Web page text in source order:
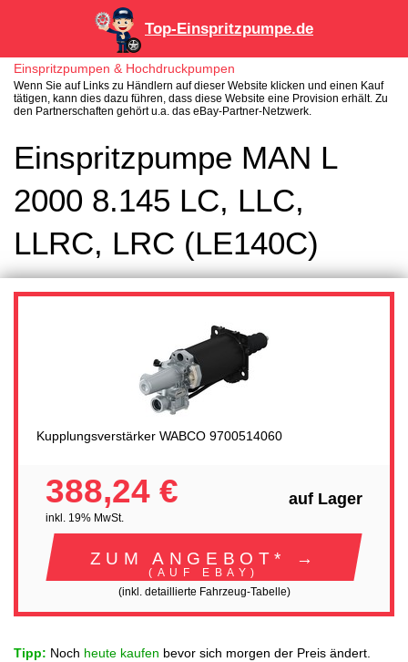
Top-Einspritzpumpe.de
Einspritzpumpen & Hochdruckpumpen
Wenn Sie auf Links zu Händlern auf dieser Website klicken und einen Kauf
tätigen, kann dies dazu führen, dass diese Website eine Provision erhält. Zu
den Partnerschaften gehört u.a. das eBay-Partner-Netzwerk.
Einspritzpumpe MAN L
2000 8.145 LC, LLC,
LLRC, LRC (LE140C)
Kupplungsverstärker WABCO 9700514060
388,24 €
inkl. 19% MwSt.
auf Lager
ZUM ANGEBOT* →
(AUF EBAY)
(inkl. detaillierte Fahrzeug-Tabelle)
Tipp: Noch heute kaufen bevor sich morgen der Preis ändert.